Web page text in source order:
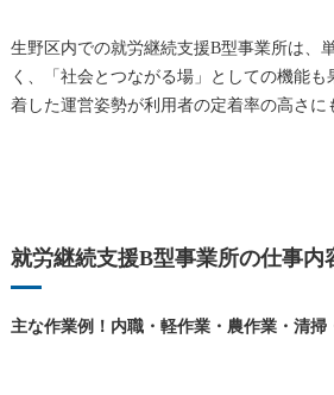
生野区内での就労継続支援B型事業所は、
く、「社会とつながる場」としての機能
着した運営姿勢が利用者の定着率の高さに
就労継続支援B型事業所の仕事内
主な作業例！内職・軽作業・農作業・清掃